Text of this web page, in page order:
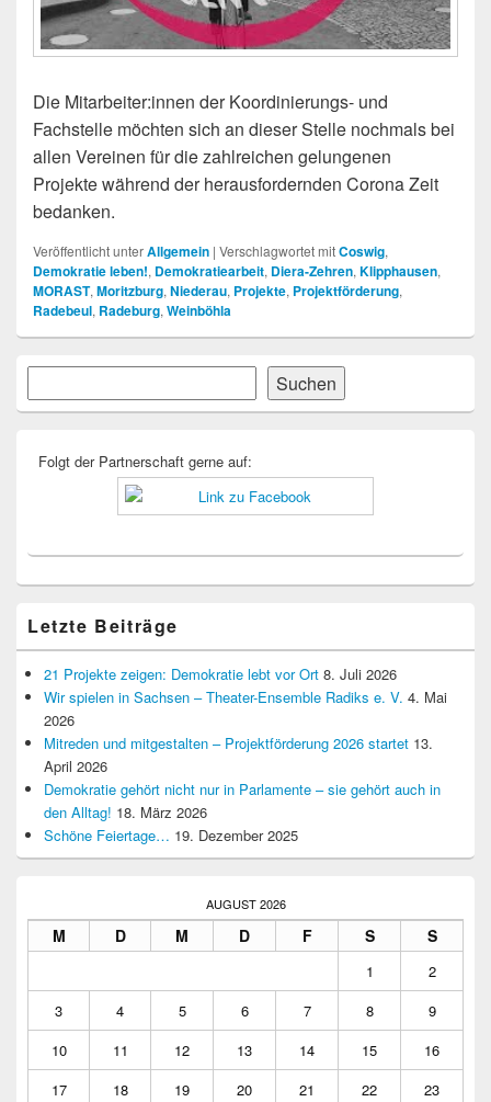
Die Mitarbeiter:innen der Koordinierungs- und
Fachstelle möchten sich an dieser Stelle nochmals bei
allen Vereinen für die zahlreichen gelungenen
Projekte während der herausfordernden Corona Zeit
bedanken.
Veröffentlicht unterAllgemein | Verschlagwortet mitCoswig,
Demokratie leben!, Demokratiearbeit, Diera-Zehren, Klipphausen,
MORAST, Moritzburg, Niederau, Projekte, Projektförderung,
Radebeul, Radeburg, Weinböhla
Primärer
Widgetbereich
Suchen
Folgt der Partnerschaft gerne auf:
Letzte Beiträge
21 Projekte zeigen: Demokratie lebt vor Ort 8. Juli 2026
Wir spielen in Sachsen – Theater-Ensemble Radiks e. V. 4. Mai
2026
Mitreden und mitgestalten – Projektförderung 2026 startet 13.
April 2026
Demokratie gehört nicht nur in Parlamente – sie gehört auch in
den Alltag! 18. März 2026
Schöne Feiertage… 19. Dezember 2025
AUGUST 2026
M D M D F S S
1
2
3
4 5 6 7 8
9
10
11 12 13 14 15
16
17
18 19 20 21 22 23